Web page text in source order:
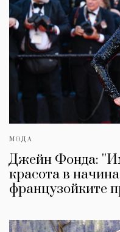
МОДА
Джейн Фонда:
красота в
французойките